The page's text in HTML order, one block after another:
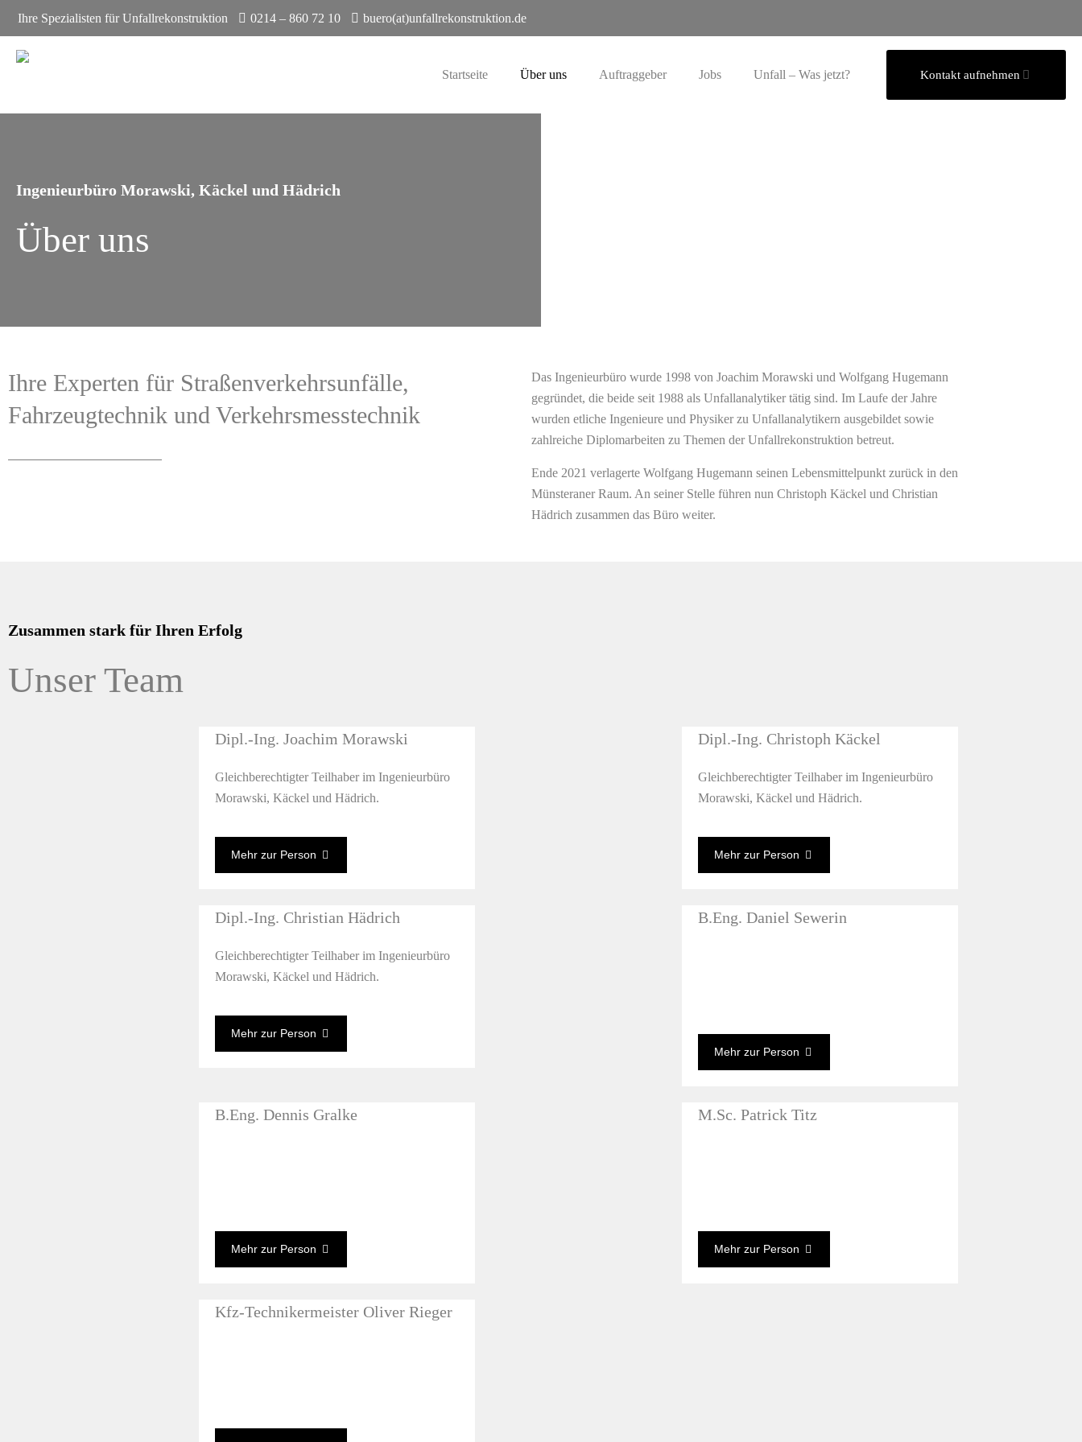
Ihre Spezialisten für Unfallrekonstruktion 0214 – 860 72 10 buero(at)unfallrekonstruktion.de
Startseite Über uns Auftraggeber Jobs Unfall – Was jetzt? Kontakt aufnehmen
Ingenieurbüro Morawski, Käckel und Hädrich
Über uns
Ihre Experten für Straßenverkehrsunfälle,
Fahrzeugtechnik und Verkehrsmesstechnik
Das Ingenieurbüro wurde 1998 von Joachim Morawski und Wolfgang Hugemann
gegründet, die beide seit 1988 als Unfallanalytiker tätig sind. Im Laufe der Jahre
wurden etliche Ingenieure und Physiker zu Unfallanalytikern ausgebildet sowie
zahlreiche Diplomarbeiten zu Themen der Unfallrekonstruktion betreut.
Ende 2021 verlagerte Wolfgang Hugemann seinen Lebensmittelpunkt zurück in den
Münsteraner Raum. An seiner Stelle führen nun Christoph Käckel und Christian
Hädrich zusammen das Büro weiter.
Zusammen stark für Ihren Erfolg
Unser Team
Dipl.-Ing. Joachim Morawski
Gleichberechtigter Teilhaber im Ingenieurbüro
Morawski, Käckel und Hädrich.
Mehr zur Person
Dipl.-Ing. Christoph Käckel
Gleichberechtigter Teilhaber im Ingenieurbüro
Morawski, Käckel und Hädrich.
Mehr zur Person
Dipl.-Ing. Christian Hädrich
Gleichberechtigter Teilhaber im Ingenieurbüro
Morawski, Käckel und Hädrich.
Mehr zur Person
B.Eng. Daniel Sewerin
Mehr zur Person
B.Eng. Dennis Gralke
Mehr zur Person
M.Sc. Patrick Titz
Mehr zur Person
Kfz-Technikermeister Oliver Rieger